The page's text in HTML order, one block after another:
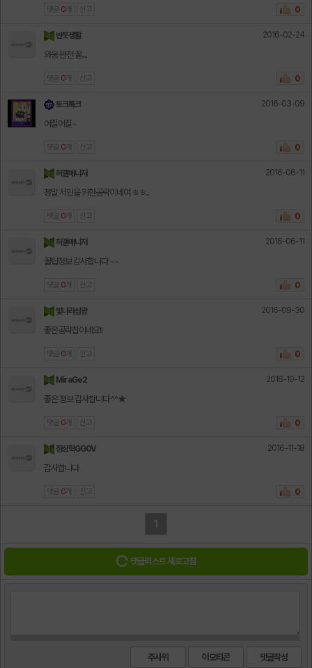
댓글 0 개 신고 0
반듯생활 2016-02-24
와웅 완전 꿀....
댓글 0 개 신고 0
토크톡크 2016-03-09
어질어질~
댓글 0 개 신고 0
허갤매니저 2016-06-11
정말 서민을 위한공략이네여 ㅎㅎ..
댓글 0 개 신고 0
허갤매니저 2016-06-11
꿀팁정보 감사합니다 ~~
댓글 0 개 신고 0
빛나라삼광 2016-09-30
좋은공략집이네요!!
댓글 0 개 신고 0
MiraGe2 2016-10-12
좋은 정보 감사합니다 ^^★
댓글 0 개 신고 0
정상혁GG0V 2016-11-18
감사합니다
댓글 0 개 신고 0
1
댓글리스트 새로고침
주사위 이모티콘